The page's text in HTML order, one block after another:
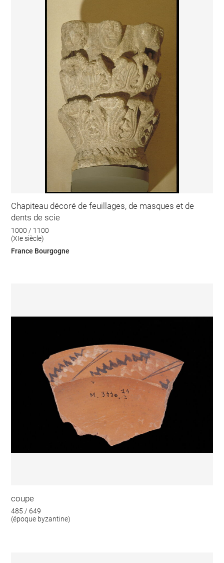
Chapiteau décoré de feuillages, de masques et de
dents de scie
1000 / 1100
(XIe siècle)
France Bourgogne
coupe
485 / 649
(époque byzantine)